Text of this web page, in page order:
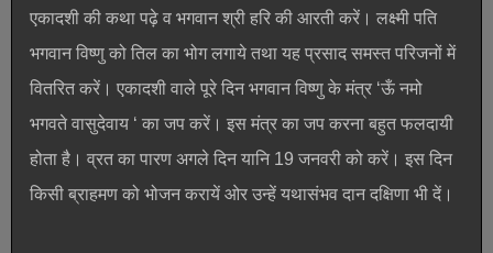
एकादशी की कथा पढ़े व भगवान श्री हरि की आरती करें। लक्ष्मी पति
भगवान विष्णु को तिल का भोग लगाये तथा यह प्रसाद समस्त परिजनों में
वितरित करें। एकादशी वाले पूरे दिन भगवान विष्णु के मंत्र ‘ऊँ नमो
भगवते वासुदेवाय ‘ का जप करें। इस मंत्र का जप करना बहुत फलदायी
होता है। व्रत का पारण अगले दिन यानि 19 जनवरी को करें। इस दिन
किसी ब्राहमण को भोजन करायें ओर उन्हें यथासंभव दान दक्षिणा भी दें।